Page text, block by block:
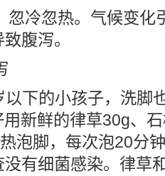
忽冷忽热。气候变化
腹泻。
以下的小孩子，洗脚
新鲜的律草30g、
泡脚，每次泡20分
有细菌感染。律草